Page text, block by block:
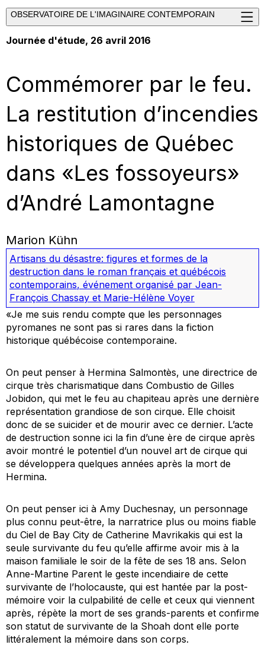
OBSERVATOIRE DE L'IMAGINAIRE CONTEMPORAIN
Journée d'étude, 26 avril 2016
Commémorer par le feu.
La restitution d’incendies
historiques de Québec
dans «Les fossoyeurs»
d’André Lamontagne
Marion Kühn
Artisans du désastre: figures et formes de la
destruction dans le roman français et québécois
contemporains, événement organisé par Jean-
François Chassay et Marie-Hélène Voyer
«Je me suis rendu compte que les personnages
pyromanes ne sont pas si rares dans la fiction
historique québécoise contemporaine.
On peut penser à Hermina Salmontès, une directrice de
cirque très charismatique dans Combustio de Gilles
Jobidon, qui met le feu au chapiteau après une dernière
représentation grandiose de son cirque. Elle choisit
donc de se suicider et de mourir avec ce dernier. L’acte
de destruction sonne ici la fin d’une ère de cirque après
avoir montré le potentiel d’un nouvel art de cirque qui
se développera quelques années après la mort de
Hermina.
On peut penser ici à Amy Duchesnay, un personnage
plus connu peut-être, la narratrice plus ou moins fiable
du Ciel de Bay City de Catherine Mavrikakis qui est la
seule survivante du feu qu’elle affirme avoir mis à la
maison familiale le soir de la fête de ses 18 ans. Selon
Anne-Martine Parent le geste incendiaire de cette
survivante de l’holocauste, qui est hantée par la post-
mémoire voir la culpabilité de celle et ceux qui viennent
après, répète la mort de ses grands-parents et confirme
son statut de survivante de la Shoah dont elle porte
littéralement la mémoire dans son corps.